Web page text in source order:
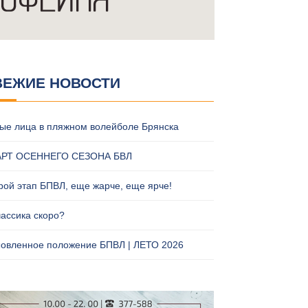
НОВОСТИ
лица в пляжном волейболе Брянска
ОСЕННЕГО СЕЗОНА БВЛ
этап БПВЛ, еще жарче, еще ярче!
скоро?
положение БПВЛ | ЛЕТО 2026